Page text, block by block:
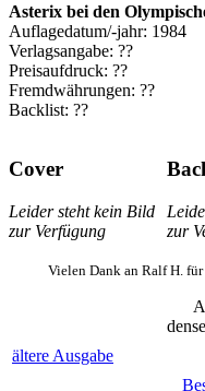
Asterix bei den
Auflagedatum/-jahr: 1984
Verlagsangabe: ??
Preisaufdruck: ??
Fremdwährungen: ??
Backlist: ??
Cover
Leider steht kein Bild
zur Verfügung
zur
Vielen Dank an Ralf H.
ältere Ausgabe